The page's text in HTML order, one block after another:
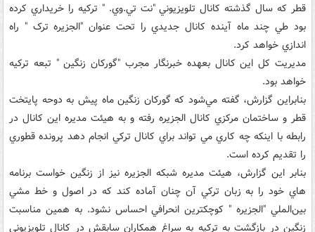
قطر که سال گذشته کانال تلويزيوني "نت تي.وي. " ترکيه را خريداري کرده
بود طي چند ماه آينده کانال جديدي را تحت عنوان "الجزيره ترک " راه
اندازي خواهد کرد.
مديريت کل اين کانال بعهده خبرنگار مجرب "گورکان زنگين " تبعه ترکيه
خواهد بود.
بنابراين گزارش، گفته مي‌شود که گورکان زنگين ماه پيش به دوحه پايتخت
قطر و ساختمان مرکزي کانال الجزيره رفته و به هيئت مديره اين کانال در
رابطه با اينکه چه کاري مي تواند براي کانال ترکي انجام دهد پرونده قطوري
را تقديم کرده است.
بنابر اين گزارش، هيئت مديره شبکه الجزيره نيز از زنگين خواست برنامه
هاي خود را به زبان ترکي آن چنان آماده کند که در اصول و خط مشي
بين‌الملي "الجزيره " کوچکترين انحرافي احساس نشود. به همين مناسبت
زنگين در بازگشت به ترکيه به سراغ همکاران سابقش در کانال تلويزيوني